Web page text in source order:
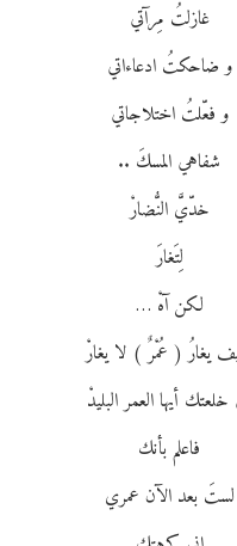
غازلتُ مِرآتي
و ضاحكتُ ادعاءاتي
و فعّلتُ اختلاجاتي
شفاهي المسكَ ..
خدّيَّ النُّضارْ
لِتَغارَ
لكن آهْ …
يغارُ ( عُمْرٌ ) لا يغارْ
خلعتك أيها العمر البليدْ
فاعلم بأنك
لستَ بعد الآن عمري